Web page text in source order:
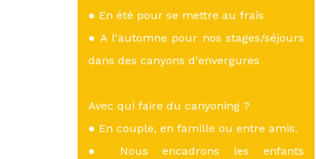
● En été pour se mettre au frais
● A l'automne pour nos stages/séjours
dans des canyons d'envergures
Avec qui faire du canyoning ?
● En couple, en famille ou entre amis.
● Nous encadrons les enfants